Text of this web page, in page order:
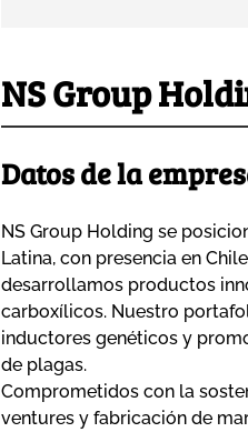
NS Group
Datos de la
NS Group Holding se
Latina, con presencia en
desarrollamos productos
carboxílicos. Nuestro
inductores genéticos y
de plagas.
Comprometidos con la
ventures y fabricación de